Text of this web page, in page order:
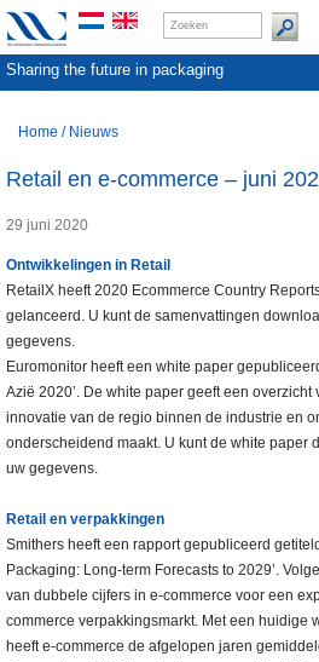
Sharing the future in packaging
Home / Nieuws
Retail en e-commerce – juni
29 juni 2020
Ontwikkelingen in Retail
RetailX heeft 2020 Ecommerce Country
gelanceerd. U kunt de samenvattingen
gegevens.
Euromonitor heeft een white paper
Azië 2020’. De white paper geeft een
innovatie van de regio binnen de industrie en
onderscheidend maakt. U kunt de white paper
uw gegevens.
Retail en verpakkingen
Smithers heeft een rapport gepubliceerd
Packaging: Long-term Forecasts to 2029’.
van dubbele cijfers in e-commerce voor een
commerce verpakkingsmarkt. Met een huidige
heeft e-commerce de afgelopen jaren